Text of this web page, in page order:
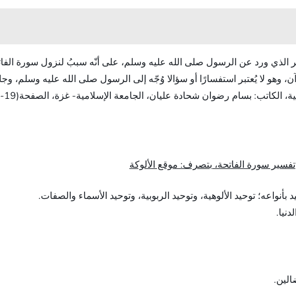
الذي ورد عن الرسول صلى الله عليه وسلم، على أنّه سببُ لنزول سورة
لا يُعتبر استفسارًا أو سؤالا وُجّه إلى الرسول صلى الله عليه وسلم،
بسام رضوان شحادة عليان، الجامعة الإسلامية- غزة، الصفحة(19-20) بتصرف.
تفسير سورة الفاتحة، بتصرف: موقع الألوكة
توحيد الألوهية، وتوحيد الربوبية، وتوحيد الأسماء والصفات.